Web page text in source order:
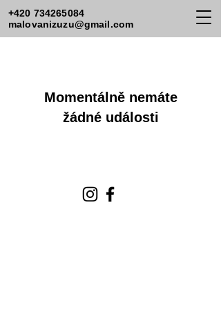
+420 734265084
malovanizuzu@gmail.com
Momentálně nemáte
žádné události